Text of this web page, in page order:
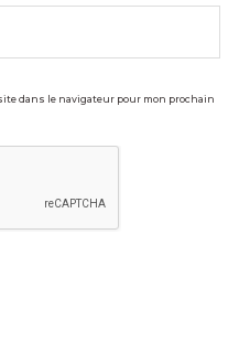
dans le navigateur pour mon prochain